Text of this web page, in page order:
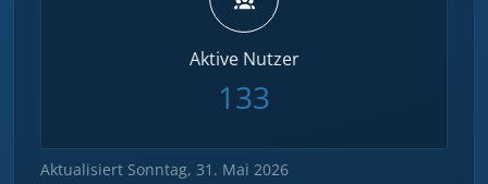
Aktive Nutzer
133
Aktualisiert Sonntag, 31. Mai 2026